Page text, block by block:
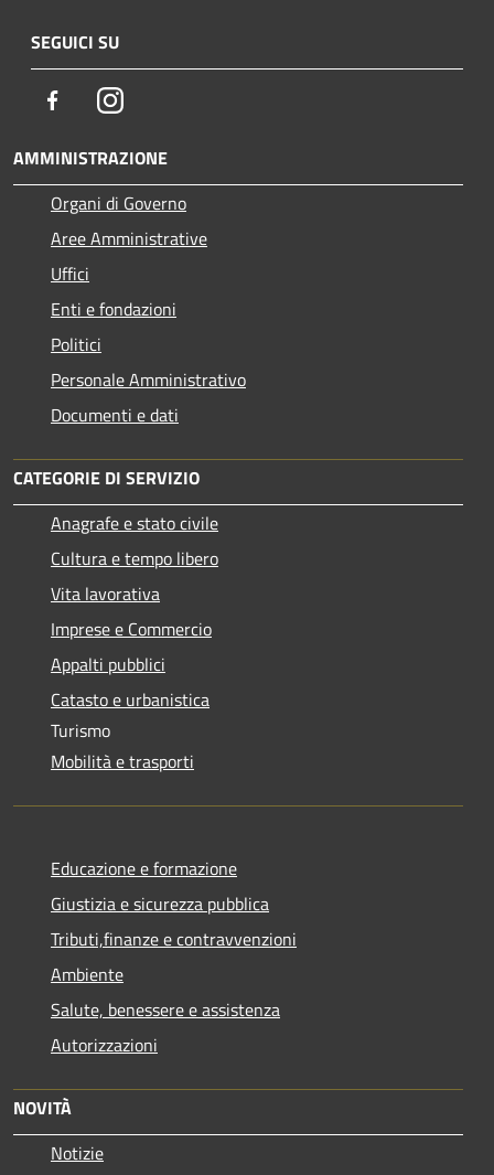
SEGUICI SU
FacebookInstagram
AMMINISTRAZIONE
Organi di Governo
Aree Amministrative
Uffici
Enti e fondazioni
Politici
Personale Amministrativo
Documenti e dati
CATEGORIE DI SERVIZIO
Anagrafe e stato civile
Cultura e tempo libero
Vita lavorativa
Imprese e Commercio
Appalti pubblici
Catasto e urbanistica
Turismo
Mobilità e trasporti
Educazione e formazione
Giustizia e sicurezza pubblica
Tributi,finanze e contravvenzioni
Ambiente
Salute, benessere e assistenza
Autorizzazioni
NOVITÀ
Notizie